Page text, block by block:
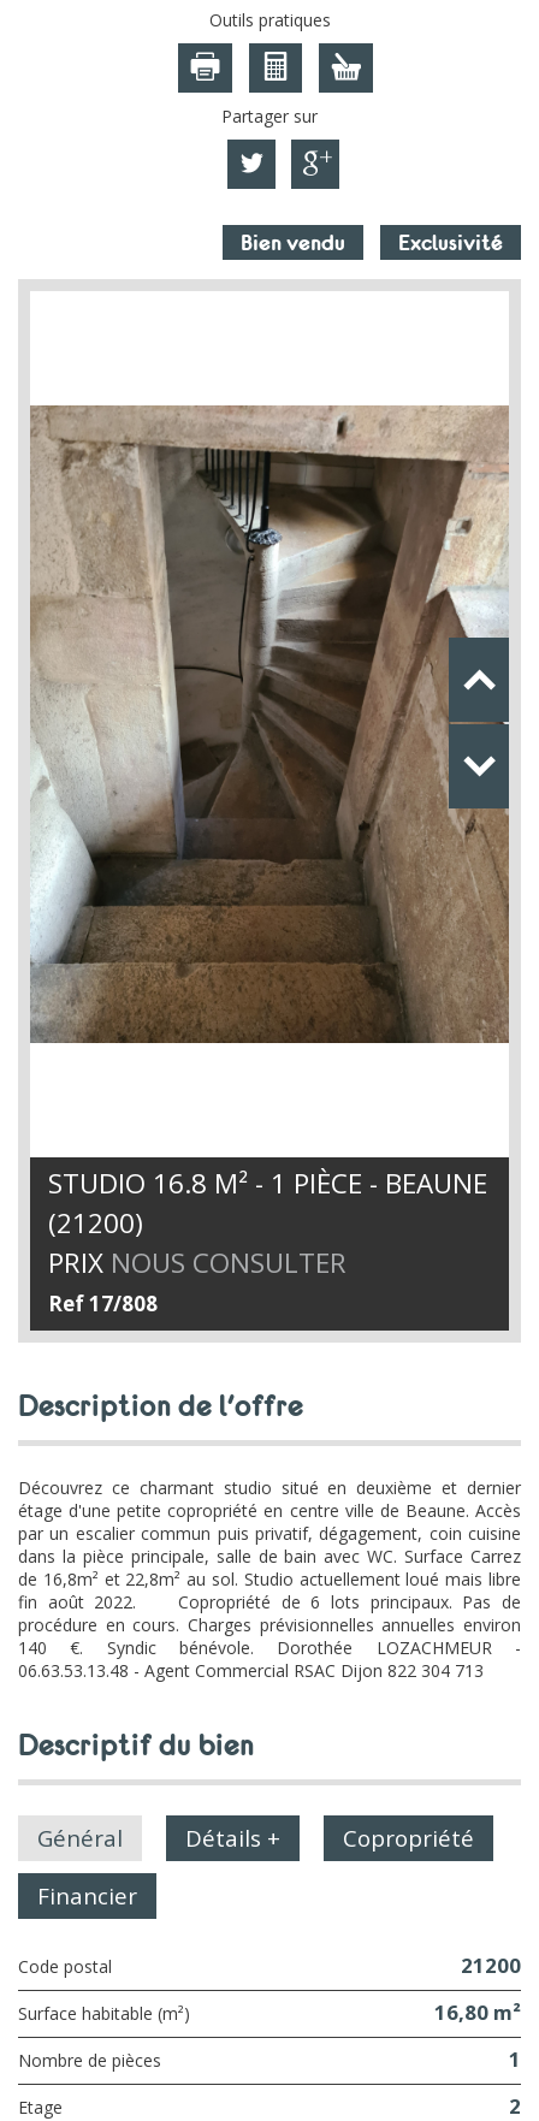
Outils pratiques
Partager sur
Bien vendu Exclusivité
STUDIO 16.8 M² - 1 PIÈCE - BEAUNE
(21200)
PRIX NOUS CONSULTER
Ref 17/808
description de l'offre
Découvrez ce charmant studio situé en deuxième et dernier
étage d'une petite copropriété en centre ville de Beaune. Accès
par un escalier commun puis privatif, dégagement, coin cuisine
dans la pièce principale, salle de bain avec WC. Surface Carrez
de 16,8m² et 22,8m² au sol. Studio actuellement loué mais libre
fin août 2022. Copropriété de 6 lots principaux. Pas de
procédure en cours. Charges prévisionnelles annuelles environ
140 €. Syndic bénévole. Dorothée LOZACHMEUR -
06.63.53.13.48 - Agent Commercial RSAC Dijon 822 304 713
descriptif du bien
Général Détails +
Copropriété
Financier
Code postal 21200
Surface habitable (m²) 16,80 m²
Nombre de pièces 1
Etage 2